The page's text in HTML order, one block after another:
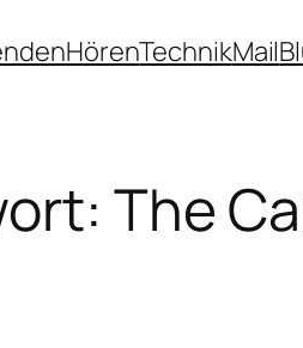
HörenTechnikMail
The